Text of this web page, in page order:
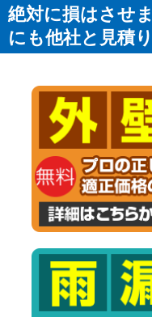
絶対に損はさせ
にも他社と見積